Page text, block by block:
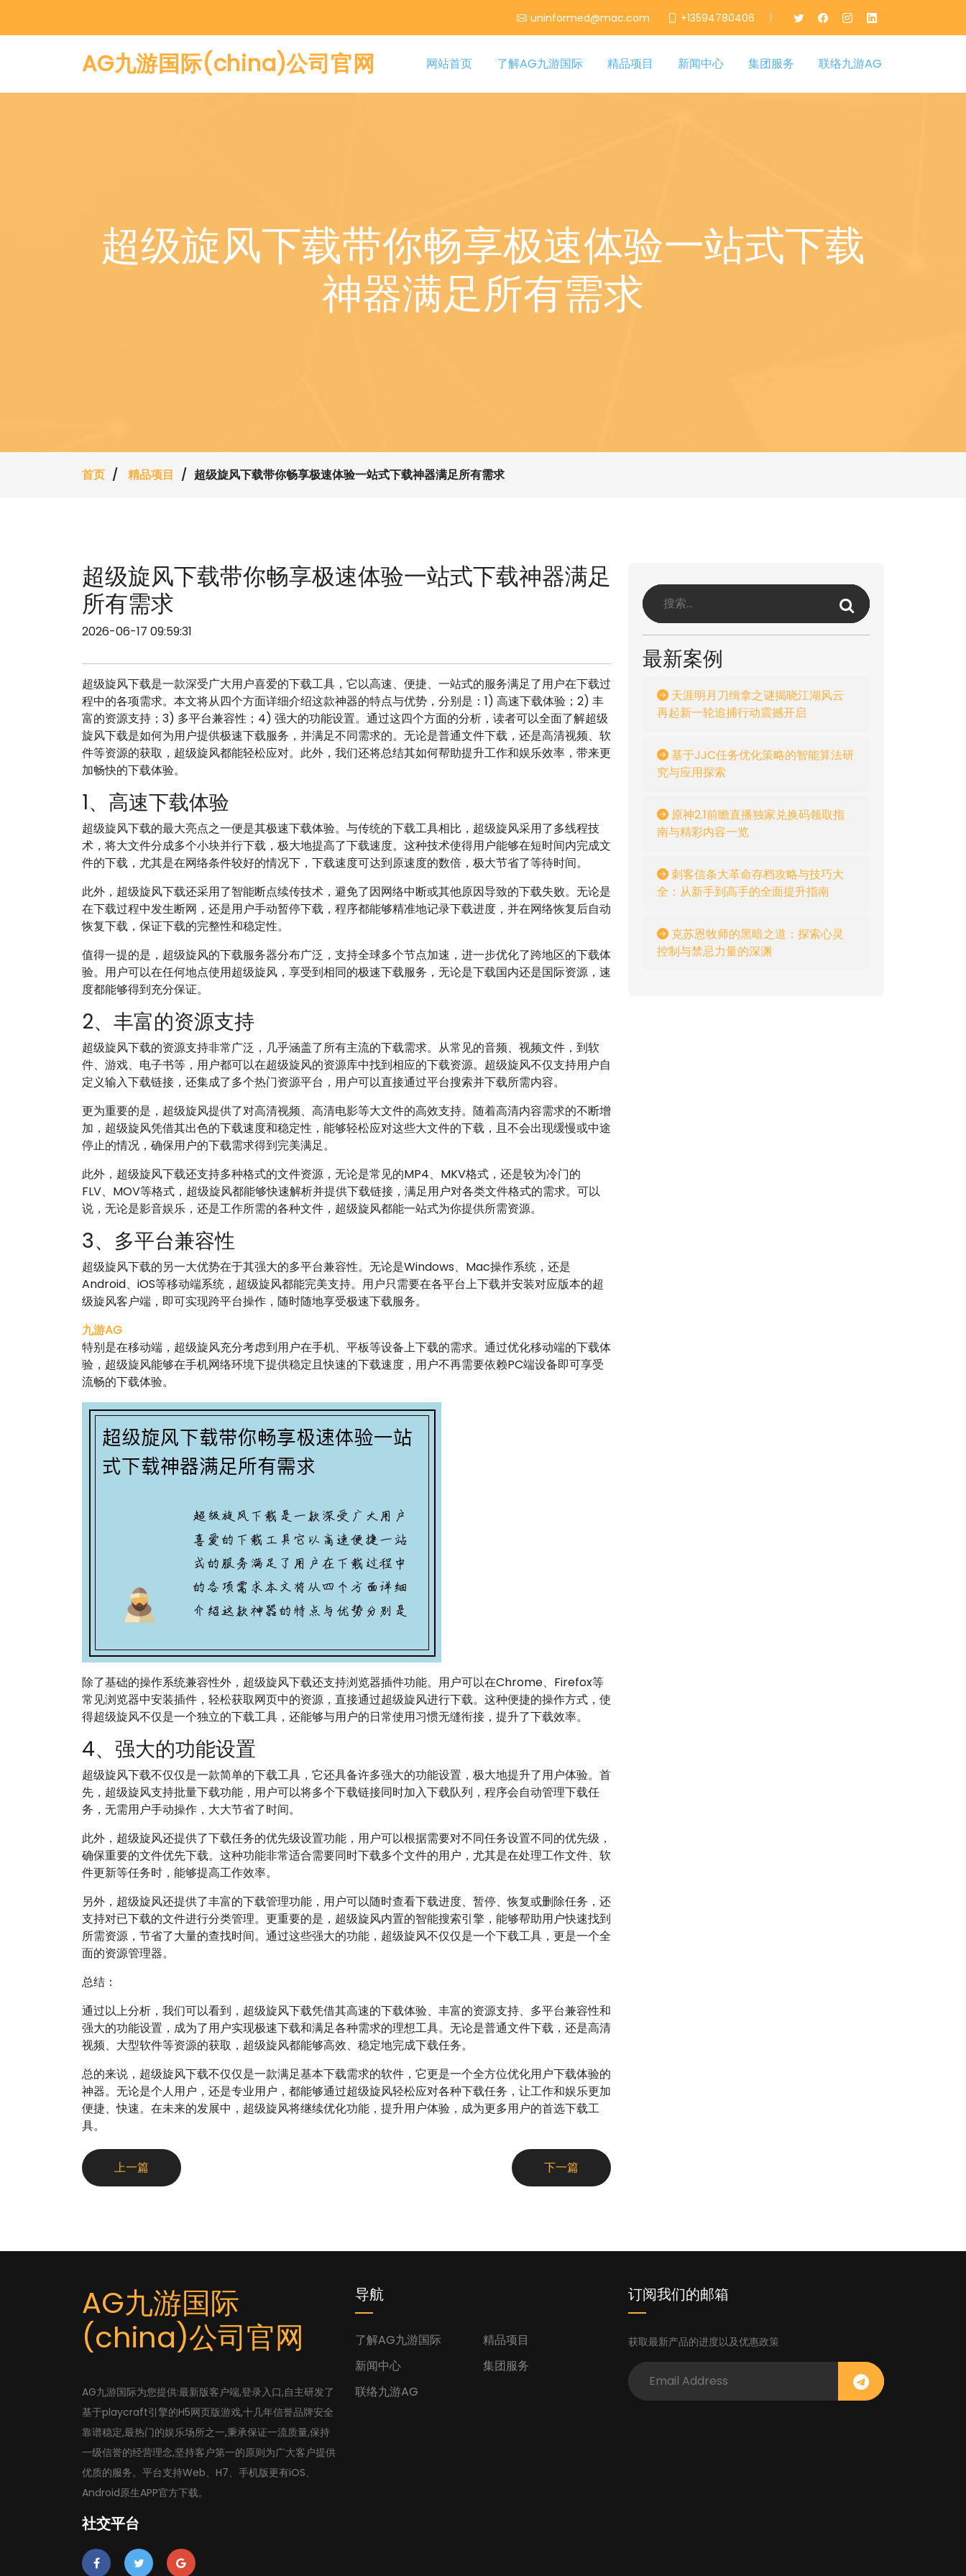
uninformed@mac.com +13594780406 |
AG九游国际(china)公司官网 网站首页 了解AG九游国际 精品项目 新闻中心 集团服务 联络九游AG
超级旋风下载带你畅享极速体验一站式下载
神器满足所有需求
首页 精品项目 超级旋风下载带你畅享极速体验一站式下载神器满足所有需求
超级旋风下载带你畅享极速体验一站式下载神器满足
所有需求
2026-06-17 09:59:31
超级旋风下载是一款深受广大用户喜爱的下载工具，它以高速、便捷、一站式的服务满足了用户在下载过
程中的各项需求。本文将从四个方面详细介绍这款神器的特点与优势，分别是：1) 高速下载体验；2) 丰
富的资源支持；3) 多平台兼容性；4) 强大的功能设置。通过这四个方面的分析，读者可以全面了解超级
旋风下载是如何为用户提供极速下载服务，并满足不同需求的。无论是普通文件下载，还是高清视频、软
件等资源的获取，超级旋风都能轻松应对。此外，我们还将总结其如何帮助提升工作和娱乐效率，带来更
加畅快的下载体验。
1、高速下载体验
超级旋风下载的最大亮点之一便是其极速下载体验。与传统的下载工具相比，超级旋风采用了多线程技
术，将大文件分成多个小块并行下载，极大地提高了下载速度。这种技术使得用户能够在短时间内完成文
件的下载，尤其是在网络条件较好的情况下，下载速度可达到原速度的数倍，极大节省了等待时间。
此外，超级旋风下载还采用了智能断点续传技术，避免了因网络中断或其他原因导致的下载失败。无论是
在下载过程中发生断网，还是用户手动暂停下载，程序都能够精准地记录下载进度，并在网络恢复后自动
恢复下载，保证下载的完整性和稳定性。
值得一提的是，超级旋风的下载服务器分布广泛，支持全球多个节点加速，进一步优化了跨地区的下载体
验。用户可以在任何地点使用超级旋风，享受到相同的极速下载服务，无论是下载国内还是国际资源，速
度都能够得到充分保证。
2、丰富的资源支持
超级旋风下载的资源支持非常广泛，几乎涵盖了所有主流的下载需求。从常见的音频、视频文件，到软
件、游戏、电子书等，用户都可以在超级旋风的资源库中找到相应的下载资源。超级旋风不仅支持用户自
定义输入下载链接，还集成了多个热门资源平台，用户可以直接通过平台搜索并下载所需内容。
更为重要的是，超级旋风提供了对高清视频、高清电影等大文件的高效支持。随着高清内容需求的不断增
加，超级旋风凭借其出色的下载速度和稳定性，能够轻松应对这些大文件的下载，且不会出现缓慢或中途
停止的情况，确保用户的下载需求得到完美满足。
此外，超级旋风下载还支持多种格式的文件资源，无论是常见的MP4、MKV格式，还是较为冷门的
FLV、MOV等格式，超级旋风都能够快速解析并提供下载链接，满足用户对各类文件格式的需求。可以
说，无论是影音娱乐，还是工作所需的各种文件，超级旋风都能一站式为你提供所需资源。
3、多平台兼容性
超级旋风下载的另一大优势在于其强大的多平台兼容性。无论是Windows、Mac操作系统，还是
Android、iOS等移动端系统，超级旋风都能完美支持。用户只需要在各平台上下载并安装对应版本的超
级旋风客户端，即可实现跨平台操作，随时随地享受极速下载服务。
九游AG
特别是在移动端，超级旋风充分考虑到用户在手机、平板等设备上下载的需求。通过优化移动端的下载体
验，超级旋风能够在手机网络环境下提供稳定且快速的下载速度，用户不再需要依赖PC端设备即可享受
流畅的下载体验。
除了基础的操作系统兼容性外，超级旋风下载还支持浏览器插件功能。用户可以在Chrome、Firefox等
常见浏览器中安装插件，轻松获取网页中的资源，直接通过超级旋风进行下载。这种便捷的操作方式，使
得超级旋风不仅是一个独立的下载工具，还能够与用户的日常使用习惯无缝衔接，提升了下载效率。
4、强大的功能设置
超级旋风下载不仅仅是一款简单的下载工具，它还具备许多强大的功能设置，极大地提升了用户体验。首
先，超级旋风支持批量下载功能，用户可以将多个下载链接同时加入下载队列，程序会自动管理下载任
务，无需用户手动操作，大大节省了时间。
此外，超级旋风还提供了下载任务的优先级设置功能，用户可以根据需要对不同任务设置不同的优先级，
确保重要的文件优先下载。这种功能非常适合需要同时下载多个文件的用户，尤其是在处理工作文件、软
件更新等任务时，能够提高工作效率。
另外，超级旋风还提供了丰富的下载管理功能，用户可以随时查看下载进度、暂停、恢复或删除任务，还
支持对已下载的文件进行分类管理。更重要的是，超级旋风内置的智能搜索引擎，能够帮助用户快速找到
所需资源，节省了大量的查找时间。通过这些强大的功能，超级旋风不仅仅是一个下载工具，更是一个全
面的资源管理器。
总结：
通过以上分析，我们可以看到，超级旋风下载凭借其高速的下载体验、丰富的资源支持、多平台兼容性和
强大的功能设置，成为了用户实现极速下载和满足各种需求的理想工具。无论是普通文件下载，还是高清
视频、大型软件等资源的获取，超级旋风都能够高效、稳定地完成下载任务。
总的来说，超级旋风下载不仅仅是一款满足基本下载需求的软件，它更是一个全方位优化用户下载体验的
神器。无论是个人用户，还是专业用户，都能够通过超级旋风轻松应对各种下载任务，让工作和娱乐更加
便捷、快速。在未来的发展中，超级旋风将继续优化功能，提升用户体验，成为更多用户的首选下载工
具。
上一篇 下一篇
最新案例
天涯明月刀缉拿之谜揭晓江湖风云
再起新一轮追捕行动震撼开启
基于JJC任务优化策略的智能算法研
究与应用探索
原神2.1前瞻直播独家兑换码领取指
南与精彩内容一览
刺客信条大革命存档攻略与技巧大
全：从新手到高手的全面提升指南
克苏恩牧师的黑暗之道：探索心灵
控制与禁忌力量的深渊
AG九游国际
(china)公司官网
AG九游国际为您提供:最新版客户端,登录入口,自主研发了
基于playcraft引擎的H5网页版游戏,十几年信誉品牌安全
靠谱稳定,最热门的娱乐场所之一,秉承保证一流质量,保持
一级信誉的经营理念,坚持客户第一的原则为广大客户提供
优质的服务。平台支持Web、H7、手机版更有iOS、
Android原生APP官方下载。
社交平台
导航
了解AG九游国际
精品项目
新闻中心
集团服务
联络九游AG
订阅我们的邮箱
获取最新产品的进度以及优惠政策